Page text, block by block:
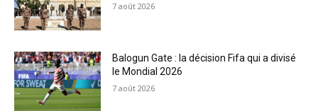
7 août 2026
Balogun Gate : la décision Fifa qui a divisé
le Mondial 2026
7 août 2026